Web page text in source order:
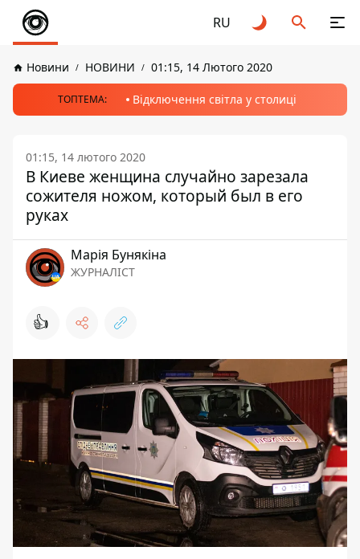
RU
Новини НОВИНИ 01:15, 14 Лютого 2020
ТОПТЕМА: Відключення світла у столиці
01:15, 14 лютого 2020
В Киеве женщина случайно зарезала
сожителя ножом, который был в его
руках
Марія Бунякіна
ЖУРНАЛІСТ
👍